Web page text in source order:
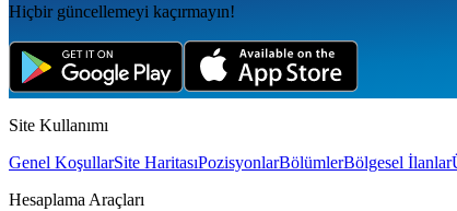
Hiçbir güncellemeyi kaçırmayın!
Site Kullanımı
Genel KoşullarSite HaritasıPozisyonlarBölümlerBölgesel İlanlar
Hesaplama Araçları